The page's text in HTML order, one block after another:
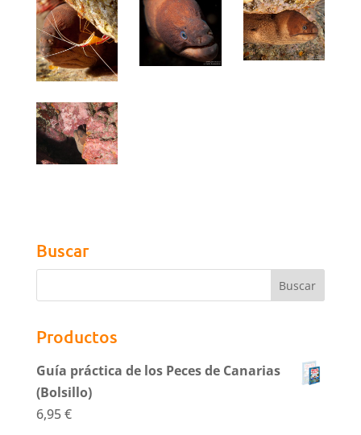
Buscar
Productos
Guía práctica de los Peces de Canarias
(Bolsillo)
6,95€